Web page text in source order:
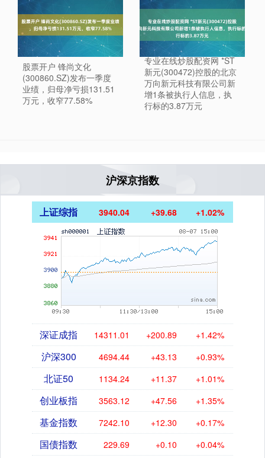
股票开户 锋尚文化
(300860.SZ)发布一季度
业绩，归母净亏损131.51
万元，收窄77.58%
专业在线炒股配资网 *ST
新元(300472)控股的北京
万向新元科技有限公司新
增1条被执行人信息，执
行标的3.87万元
沪深京指数
上证综指 3940.04 +39.68 +1.02%
深证成指 14311.01 +200.89 +1.42%
沪深300 4694.44 +43.13 +0.93%
北证50 1134.24 +11.37 +1.01%
创业板指 3563.12 +47.56 +1.35%
基金指数 7242.10 +12.30 +0.17%
国债指数 229.69 +0.10 +0.04%